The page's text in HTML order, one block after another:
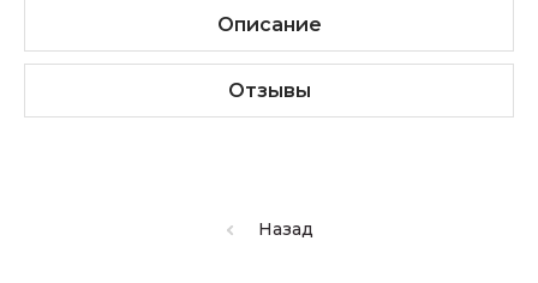
Описание
Отзывы
Назад